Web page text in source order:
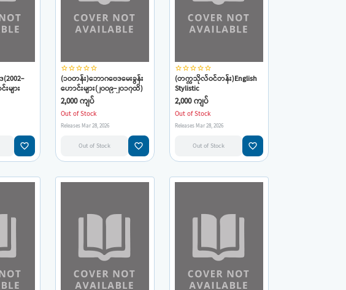
များ
စ်
favorite_border
star_borderstar_borderstar_borderstar_borderstar_border
(၁၀တန်း)ဘောဂဗေဒမေးခွန်း
ဟောင်းများ(၂၀၀၉-၂၀၁၇ထိ)
(ဦးဘုန်းနိုင်-ဘောဂဗေဒ)(ရွှေ
လက်ရာ)
2,000 ကျပ်
Out of Stock
Releases Mar 28, 2026
Out of Stock favorite_border
star_borderstar_borderstar_borderstar_borderstar_border
(တက္ကသိုလ်ဝင်တန်း)English
Stylistic
Transformation(ဆရာဦးချစ်
စိန်)(ရွှေ Grammar)
2,000 ကျပ်
Out of Stock
Releases Mar 28, 2026
Out of Stock favorite_border